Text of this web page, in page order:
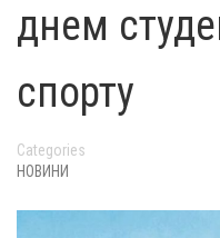
днем
спорту
Categories
НОВИНИ